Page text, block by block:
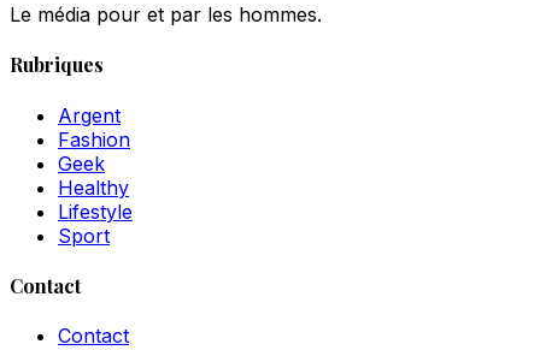
Le média pour et par les hommes.
Rubriques
Argent
Fashion
Geek
Healthy
Lifestyle
Sport
Contact
Contact